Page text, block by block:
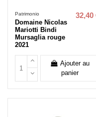
Patrimonio
Domaine Nicolas
Mariotti Bindi
Mursaglia rouge
2021
32,40
Ajouter au
panier